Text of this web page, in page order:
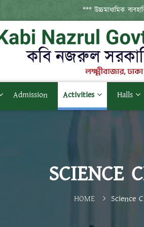
*** উচ্চমাধ্যমিক
Admission Activities Halls
SCIENCE
HOME Science